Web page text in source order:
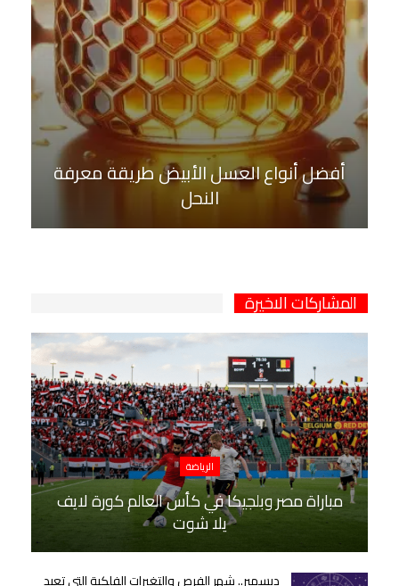
أفضل أنواع العسل الأبيض طريقة معرفة
النحل
المشاركات الاخيرة
الرياضة
مباراة مصر وبلجيكا في كأس العالم كورة لايف
يلا شوت
ديسمبر.. شهر الفرص والتغيرات الفلكية التي تعيد